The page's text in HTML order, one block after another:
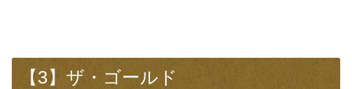
【3】ザ・ゴールド